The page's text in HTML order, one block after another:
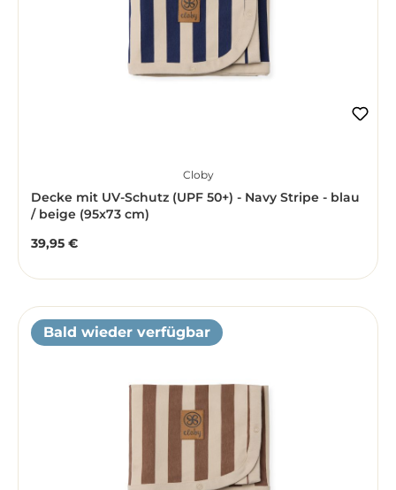
Cloby
Decke mit UV-Schutz (UPF 50+) - Navy Stripe - blau
/ beige (95x73 cm)
Regulärer Preis:
39,95 €
Bald wieder verfügbar